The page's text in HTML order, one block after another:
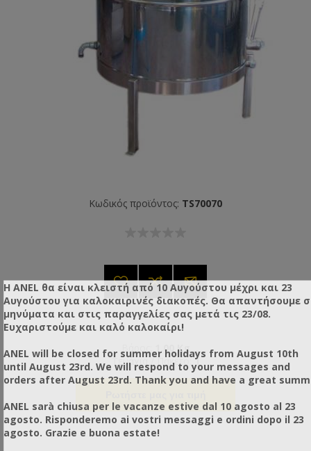
Κωδικός προϊόντος: TS70070
1,00 Kg
Τεμάχια / Πακέτο: 1
Η ANEL θα είναι κλειστή από 10 Αυγούστου μέχρι και 23
Αυγούστου για καλοκαιρινές διακοπές. Θα απαντήσουμε
μηνύματα και στις παραγγελίες σας μετά τις 23/08.
Ευχαριστούμε και καλό καλοκαίρι!
ANEL will be closed for summer holidays from August 10th
until August 23rd. We will respond to your messages and
orders after August 23rd. Thank you and have a great
ANEL sarà chiusa per le vacanze estive dal 10 agosto al 23
agosto. Risponderemo ai vostri messaggi e ordini dopo il 23
agosto. Grazie e buona estate!